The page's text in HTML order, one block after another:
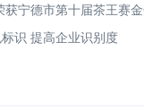
获宁德市第十届茶王赛
识 提高企业识别度